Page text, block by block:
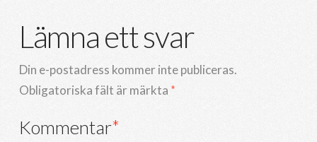
Lämna ett svar
Din e-postadress kommer inte publiceras.
Obligatoriska fält är märkta *
Kommentar*